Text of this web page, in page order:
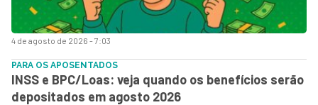
4 de agosto de 2026 - 7:03
PARA OS APOSENTADOS
INSS e BPC/Loas: veja quando os benefícios serão
depositados em agosto 2026